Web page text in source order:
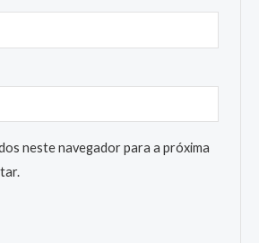
neste navegador para a próxima